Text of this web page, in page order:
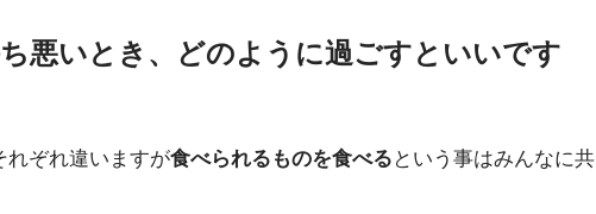
悪いとき、どのように過ごすといいです
れぞれ違いますが食べられるものを食べる という事はみんなに共